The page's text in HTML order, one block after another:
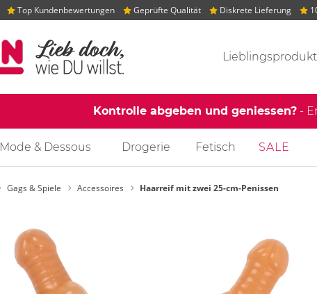
Top Kundenbewertungen Geprüfte Qualität Diskrete Lieferung
Suchvorschläge
Kontrolle abgeben und geniessen?-
Mode & Dessous Drogerie Fetisch SALE
Gags & Spiele Accessoires Haarreif mit zwei 25-cm-Penissen